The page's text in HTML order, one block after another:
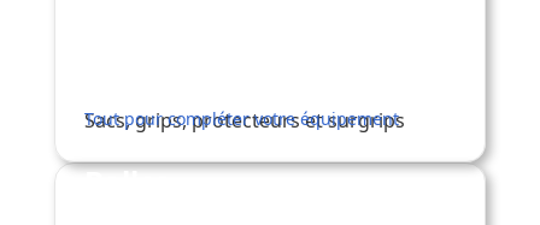
Sacs, grips, protecteurs et surgrips
Tout pour compléter votre équipement
Balles